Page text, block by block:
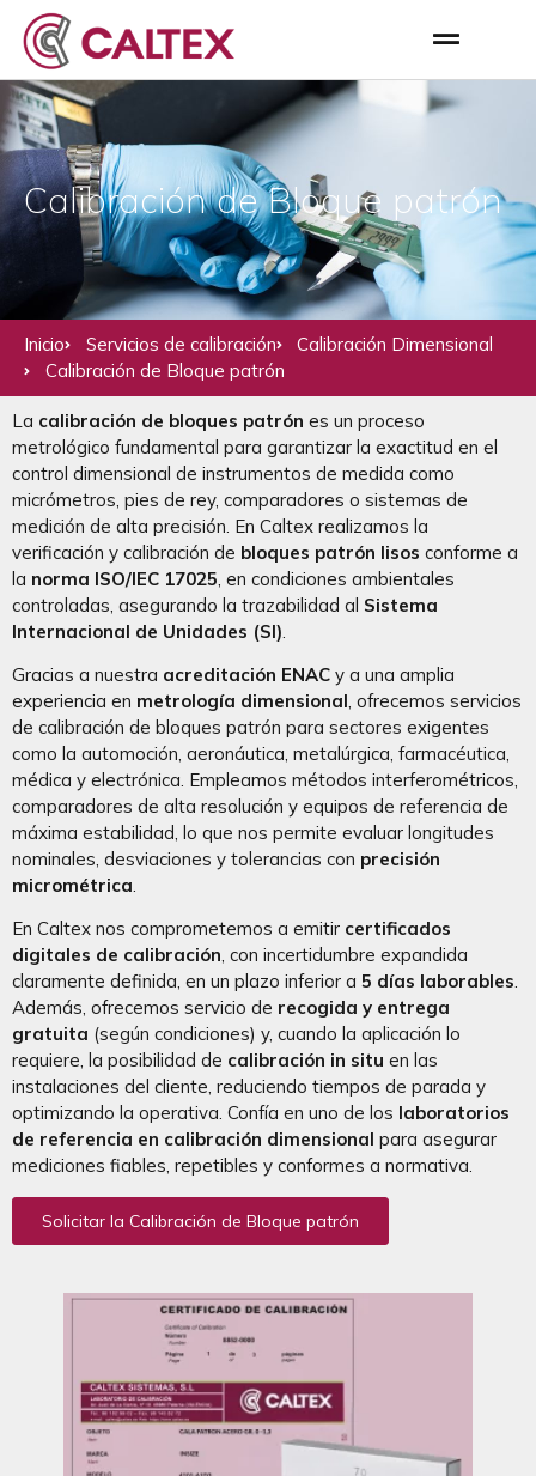
Calibración de Bloque patrón
Inicio Servicios de calibración
Calibración Dimensional
Calibración de Bloque patrón
La calibración de bloques patrón es un proceso
metrológico fundamental para garantizar la exactitud en el
control dimensional de instrumentos de medida como
micrómetros, pies de rey, comparadores o sistemas de
medición de alta precisión. En Caltex realizamos la
verificación y calibración de bloques patrón lisos conforme a
la norma ISO/IEC 17025 , en condiciones ambientales
controladas, asegurando la trazabilidad al Sistema
Internacional de Unidades (SI)
Gracias a nuestra acreditación ENAC y a una amplia
experiencia en metrología dimensional, ofrecemos servicios
de calibración de bloques patrón para sectores exigentes
como la automoción, aeronáutica, metalúrgica, farmacéutica,
médica y electrónica. Empleamos métodos interferométricos,
comparadores de alta resolución y equipos de referencia de
máxima estabilidad, lo que nos permite evaluar longitudes
nominales, desviaciones y tolerancias con precisión
micrométrica.
En Caltex nos comprometemos a emitir certificados
digitales de calibración, con incertidumbre expandida
claramente definida, en un plazo inferior a 5 días laborables.
Además, ofrecemos servicio de recogida y entrega
gratuita (según condiciones) y, cuando la aplicación lo
requiere, la posibilidad de calibración in situ en las
instalaciones del cliente, reduciendo tiempos de parada y
optimizando la operativa. Confía en uno de los laboratorios
de referencia en calibración dimensional para asegurar
mediciones fiables, repetibles y conformes a normativa.
Solicitar la Calibración de Bloque patrón